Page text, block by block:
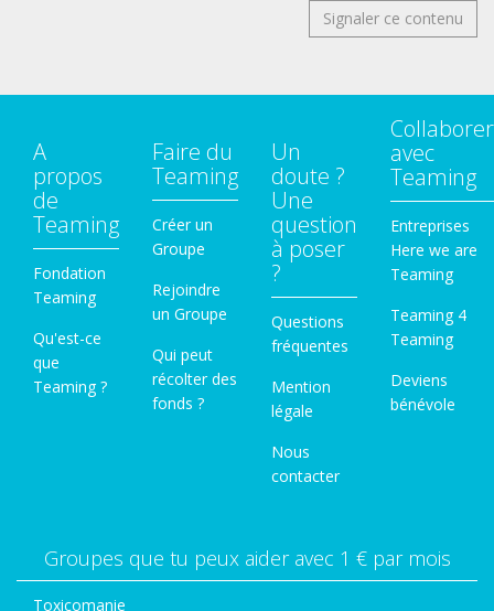
Signaler ce contenu
A
propos
de
Teaming
Fondation
Teaming
Qu'est-ce
que
Teaming ?
Faire du
Teaming
Créer un
Groupe
Rejoindre
un Groupe
Qui peut
récolter des
fonds ?
Un
doute ?
Une
question
à poser
?
Questions
fréquentes
Mention
légale
Nous
contacter
Collaborer
avec
Teaming
Entreprises
Here we are
Teaming
Teaming 4
Teaming
Deviens
bénévole
Groupes que tu peux aider avec 1 € par mois
Toxicomanie